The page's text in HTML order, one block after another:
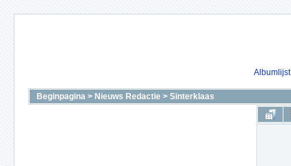
Albumlijst
Beginpagina > Nieuws Redactie > Sinterklaas